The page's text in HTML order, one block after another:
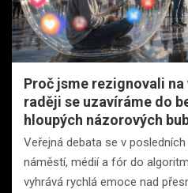
Proč jsme rezignovali
raději se uzavíráme do
hloupých názorových
Veřejná debata se v
náměstí, médií a fór do
vyhrává rychlá emoce nad